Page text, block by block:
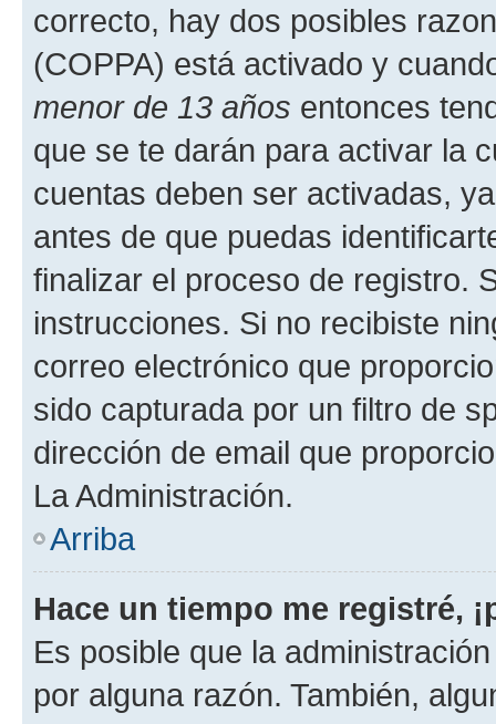
correcto, hay dos posibles
(COPPA) está activado y
menor de 13 años entonces
que se te darán para activar la
cuentas deben ser activadas,
antes de que puedas
finalizar el proceso de registro.
instrucciones. Si no recibiste
correo electrónico que
sido capturada por un filtro de
dirección de email que
La Administración.
Arriba
Hace un tiempo me registré,
Es posible que la
por alguna razón. También,